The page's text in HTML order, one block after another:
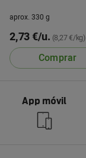
aprox. 330 g
2,73 €/u. (8,27 €/kg)
Comprar
App móvil